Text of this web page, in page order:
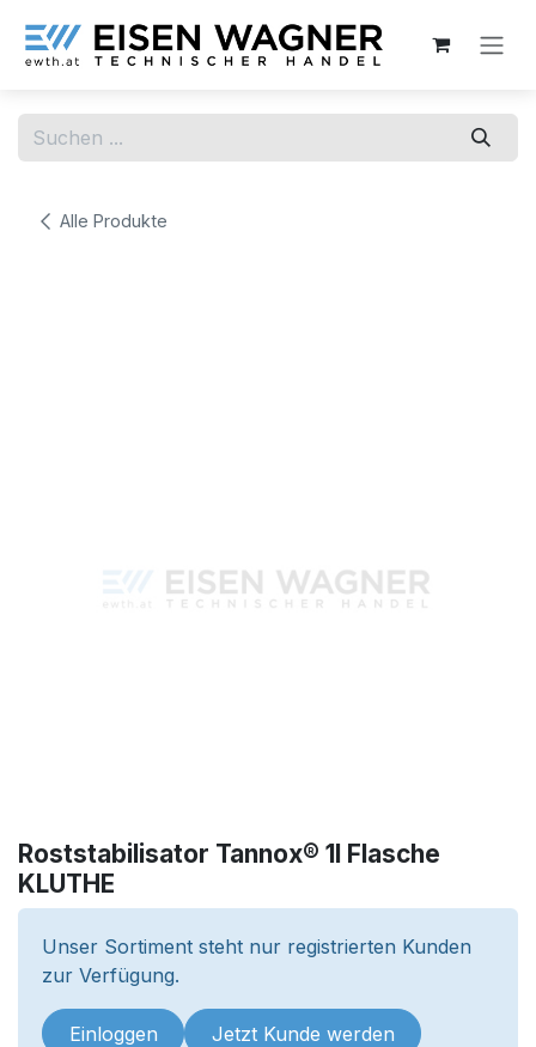
Alle Produkte
Roststabilisator Tannox® 1l Flasche
KLUTHE
Unser Sortiment steht nur registrierten Kunden
zur Verfügung.
Einloggen Jetzt Kunde werden